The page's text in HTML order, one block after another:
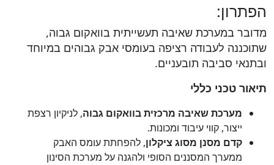
הפתרון:
מדובר במערכת שאיבה תעשייתית בוואקום גבוה,
שתוכננה לעבודה רציפה בעומסי אבק גבוהים במיוחד
ובתנאי סביבה תובעניים.
תיאור טכני כללי
מערכת שאיבה מרכזית בוואקום גבוה, לניקיון רצפת
ייצור, קווי עיבוד ומכונות.
קדם מסנן מסוג ציקלון, להפחתת עומס האבק
ממערך המסננים הסופי ולהגנה על מערכת הסינון